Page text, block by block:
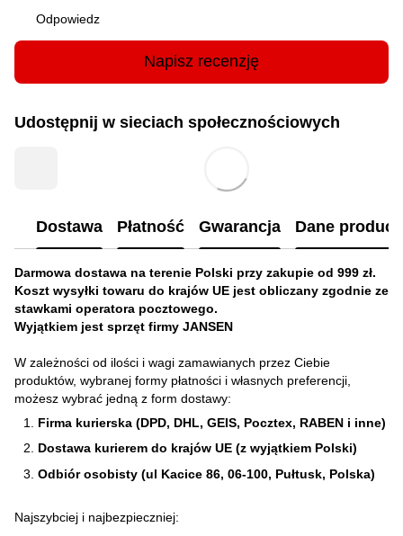
Odpowiedz
Napisz recenzję
Udostępnij w sieciach społecznościowych
Dostawa Płatność Gwarancja Dane
Darmowa dostawa na terenie Polski przy zakupie od 999 zł.
Koszt wysyłki towaru do krajów UE jest obliczany zgodnie ze
stawkami operatora pocztowego.
Wyjątkiem jest sprzęt firmy JANSEN
W zależności od ilości i wagi zamawianych przez Ciebie
produktów, wybranej formy płatności i własnych preferencji,
możesz wybrać jedną z form dostawy:
Firma kurierska (DPD, DHL, GEIS, Pocztex, RABEN i inne)
Dostawa kurierem do krajów UE (z wyjątkiem Polski)
Odbiór osobisty (ul Kacice 86, 06-100, Pułtusk, Polska)
Najszybciej i najbezpieczniej: